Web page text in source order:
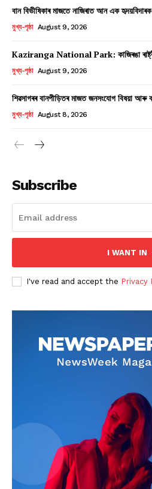
বান বিভীষিকাৰ মাজতে নাজিৰাত আন এক
মুখ্য-পৃষ্ঠা August 9, 2026
Kaziranga National Park: কাজিৰঙা
মুখ্য-পৃষ্ঠা August 9, 2026
শিৱসাগৰৰ বানপীড়িতৰ মাজত জনসংযোগ বিষয়া আৰু
মুখ্য-পৃষ্ঠা August 8, 2026
Subscribe
I WANT IN
I've read and accept the Privacy